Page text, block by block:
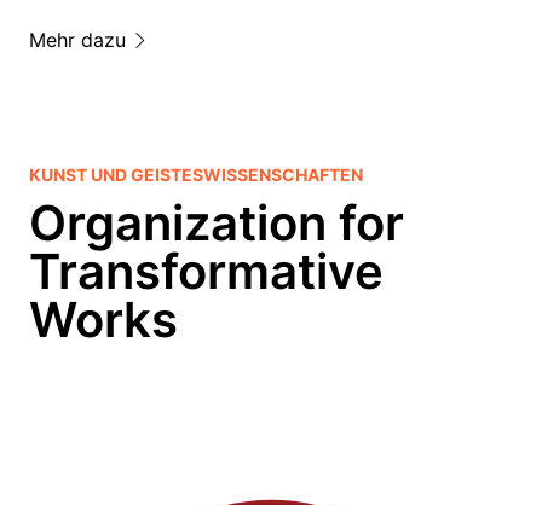
Mehr dazu
KUNST UND GEISTESWISSENSCHAFTEN
Organization for
Transformative
Works